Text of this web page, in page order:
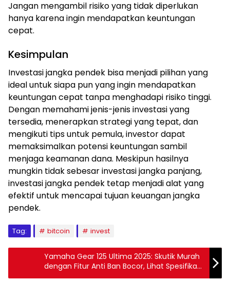
Jangan mengambil risiko yang tidak diperlukan
hanya karena ingin mendapatkan keuntungan
cepat.
Kesimpulan
Investasi jangka pendek bisa menjadi pilihan yang
ideal untuk siapa pun yang ingin mendapatkan
keuntungan cepat tanpa menghadapi risiko tinggi.
Dengan memahami jenis-jenis investasi yang
tersedia, menerapkan strategi yang tepat, dan
mengikuti tips untuk pemula, investor dapat
memaksimalkan potensi keuntungan sambil
menjaga keamanan dana. Meskipun hasilnya
mungkin tidak sebesar investasi jangka panjang,
investasi jangka pendek tetap menjadi alat yang
efektif untuk mencapai tujuan keuangan jangka
pendek.
Tag: bitcoin invest
Yamaha Gear 125 Ultima 2025: Skutik Murah
dengan Fitur Anti Ban Bocor, Lihat Spesifikasi
dan Harganya